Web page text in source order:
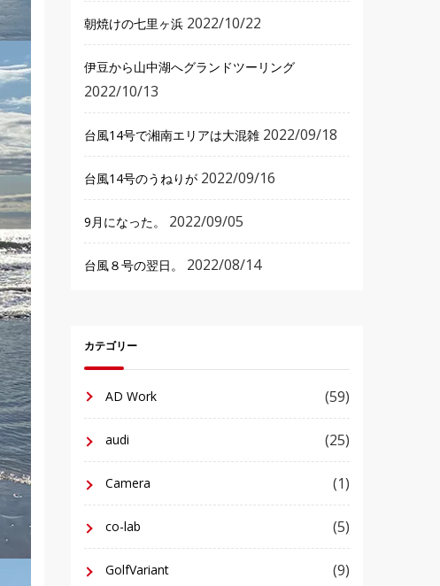
朝焼けの七里ヶ浜 2022/10/22
伊豆から山中湖へグランドツーリング
2022/10/13
台風14号で湘南エリアは大混雑 2022/09/18
台風14号のうねりが 2022/09/16
9月になった。 2022/09/05
台風８号の翌日。 2022/08/14
カテゴリー
AD Work (59)
audi (25)
Camera (1)
co-lab (5)
GolfVariant (9)